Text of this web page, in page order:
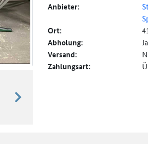
weiter blättern
Anbieter:
Ort:
Abholung: Ja
Versand:
Zahlungsart: